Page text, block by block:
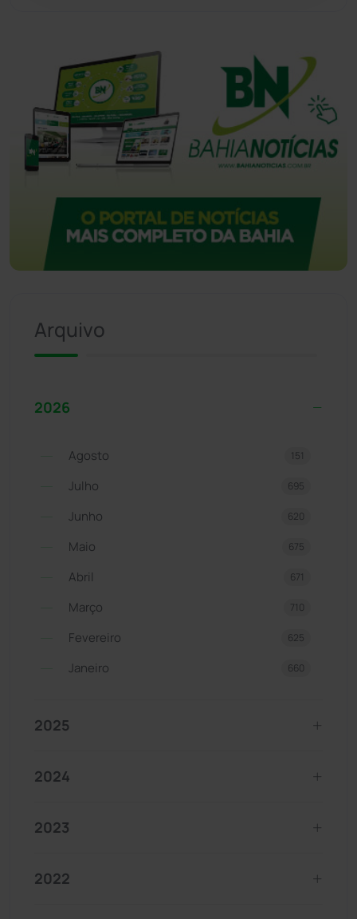
Arquivo
2026
Agosto 151
Julho 695
Junho 620
Maio 675
Abril 671
Março 710
Fevereiro 625
Janeiro 660
2025
2024
2023
2022